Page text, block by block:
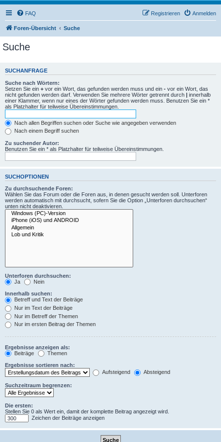
FAQ Anmelden
Registrieren
Foren-Übersicht Suche
Suche
SUCHANFRAGE
Suche nach Wörtern:
Setzen Sie ein + vor ein Wort, das gefunden werden muss und ein - vor ein Wort, das
nicht gefunden werden darf. Verwenden Sie mehrere Wörter getrennt durch | innerhalb
einer Klammer, wenn nur eines der Wörter gefunden werden muss. Benutzen Sie ein *
als Platzhalter für teilweise Übereinstimmungen.
Nach allen Begriffen suchen oder Suche wie angegeben verwenden
Nach einem Begriff suchen
Zu suchender Autor:
Benutzen Sie ein * als Platzhalter für teilweise Übereinstimmungen.
SUCHOPTIONEN
Zu durchsuchende Foren:
Wählen Sie das Forum oder die Foren aus, in denen gesucht werden soll. Unterforen
werden automatisch mit durchsucht, sofern Sie die Option „Unterforen durchsuchen“
unten nicht deaktivieren.
Unterforen durchsuchen:
Ja
Nein
Innerhalb suchen:
Betreff und Text der Beiträge
Nur im Text der Beiträge
Nur im Betreff der Themen
Nur im ersten Beitrag der Themen
Ergebnisse anzeigen als:
Beiträge
Themen
Ergebnisse sortieren nach:
Aufsteigend
Absteigend
Suchzeitraum begrenzen:
Die ersten:
Stellen Sie 0 als Wert ein, damit der komplette Beitrag angezeigt wird.
Zeichen der Beiträge anzeigen